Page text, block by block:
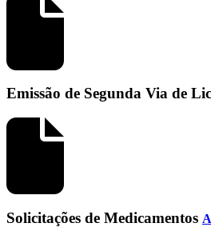
Emissão de Segunda Via de
Solicitações de Medicamentos